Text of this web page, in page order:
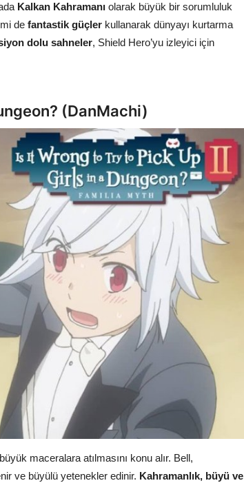
Kalkan Kahramanı olarak büyük bir sorumluluk
de fantastik güçler kullanarak dünyayı kurtarma
dolu sahneler, Shield Hero’yu izleyici için
(DanMachi)
maceralara atılmasını konu alır. Bell,
ve büyülü yetenekler edinir. Kahramanlık, büyü ve